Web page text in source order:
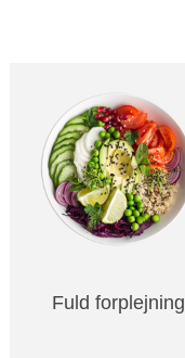
Fuld forplejning